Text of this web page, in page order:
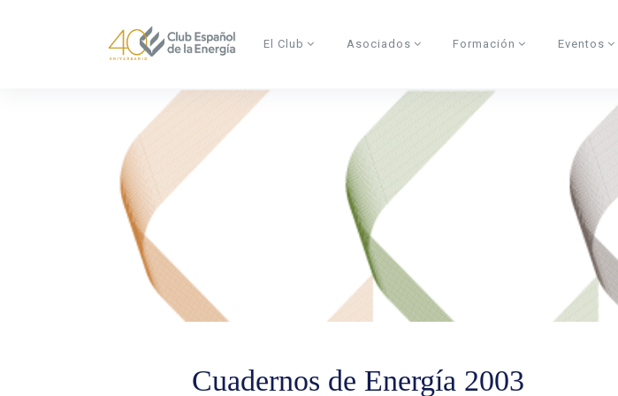
El Club Asociados Formación Eventos
Cuadernos de Energía 2003